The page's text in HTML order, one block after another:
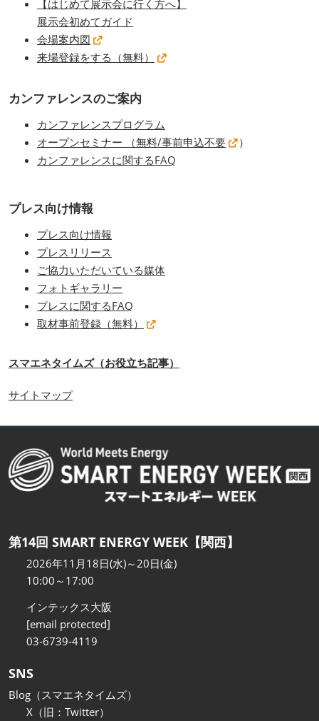
【はじめて展示会に行く方へ】
展示会初めてガイド
会場案内図
来場登録をする（無料）
カンファレンスのご案内
カンファレンスプログラム
オープンセミナー （無料/事前申込不要
）
カンファレンスに関するFAQ
プレス向け情報
プレス向け情報
プレスリリース
ご協力いただいている媒体
フォトギャラリー
プレスに関するFAQ
取材事前登録（無料）
スマエネタイムズ（お役立ち記事）
サイトマップ
第14回 SMART ENERGY WEEK【関西】
2026年11月18日(水)～20日(金)
10:00～17:00
インテックス大阪
[email protected]
03-6739-4119
SNS
Blog（スマエネタイムズ）
X（旧：Twitter）